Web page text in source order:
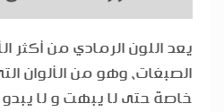
يعد اللون الرمادي من أكثر
الصبغات، وهو من الألوان
خاصة حتى لا يبهت و لا